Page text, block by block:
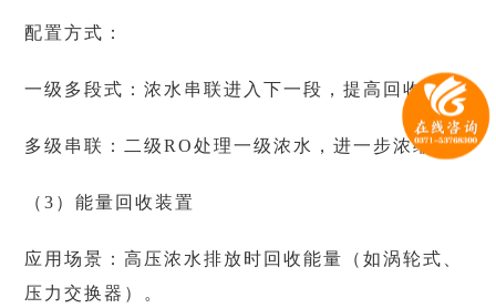
配置方式：
一级多段式：浓水串联进入下一段，提高回收率。
多级串联：二级RO处理一级浓水，进一步浓缩。
（3）能量回收装置
应用场景：高压浓水排放时回收能量（如涡轮式、
压力交换器）。